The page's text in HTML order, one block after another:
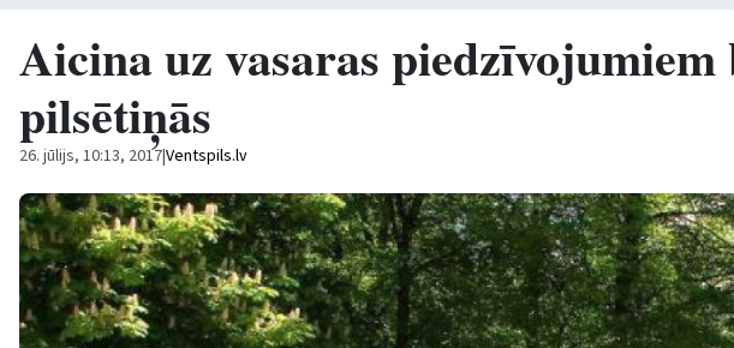
Aicina uz vasaras
pilsētiņās
26. jūlijs, 10:13, 2017|Ventspils.lv